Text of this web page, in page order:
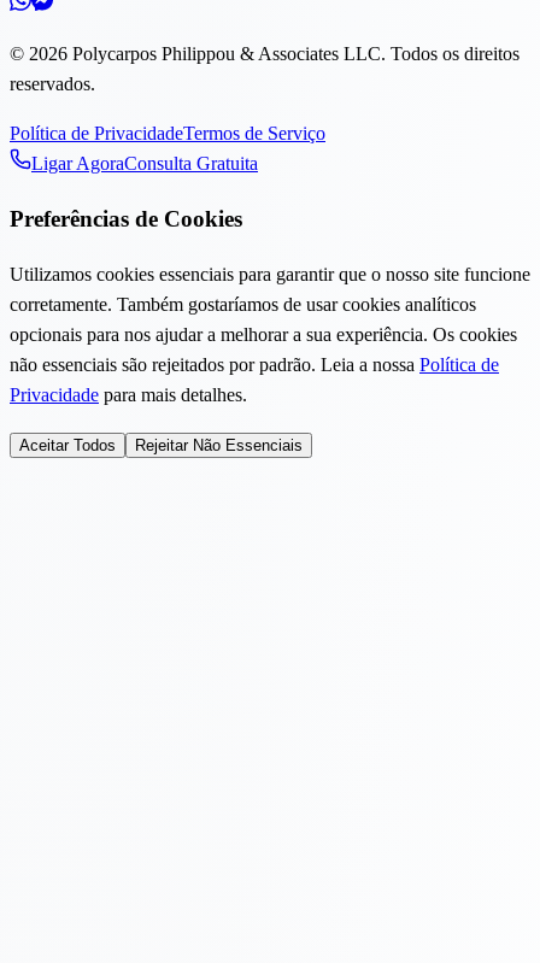
© 2026 Polycarpos Philippou & Associates LLC. Todos os direitos
reservados.
Política de PrivacidadeTermos de Serviço
Ligar AgoraConsulta Gratuita
Preferências de Cookies
Utilizamos cookies essenciais para garantir que o nosso site funcione
corretamente. Também gostaríamos de usar cookies analíticos
opcionais para nos ajudar a melhorar a sua experiência. Os cookies
não essenciais são rejeitados por padrão. Leia a nossa Política de
Privacidade para mais detalhes.
Aceitar Todos Rejeitar Não Essenciais